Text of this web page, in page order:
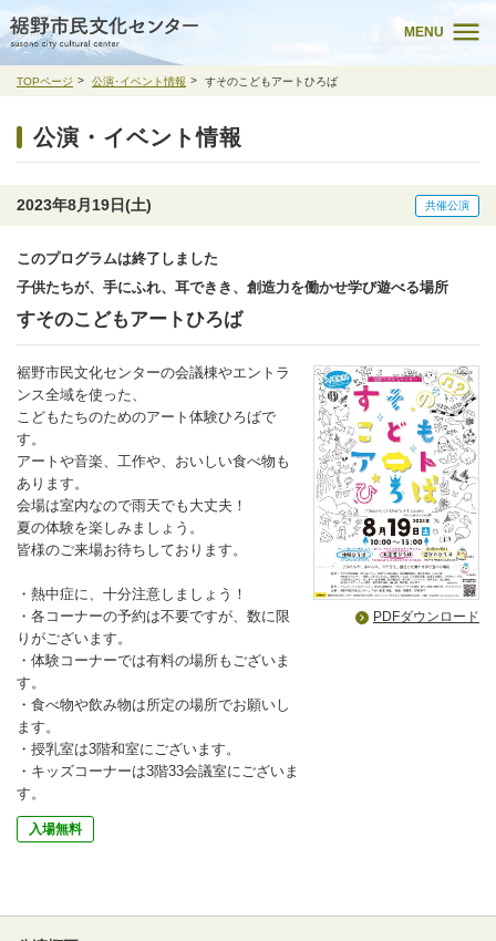
MENU
TOPページ 公演･イベント情報 すそのこどもアートひろば
公演・イベント情報
2023年8月19日(土) 共催公演
このプログラムは終了しました
子供たちが、手にふれ、耳できき、創造力を働かせ学び遊べる場所
すそのこどもアートひろば
裾野市民文化センターの会議棟やエントラ
ンス全域を使った、
こどもたちのためのアート体験ひろばで
す。
アートや音楽、工作や、おいしい食べ物も
あります。
会場は室内なので雨天でも大丈夫！
夏の体験を楽しみましょう。
皆様のご来場お待ちしております。
・熱中症に、十分注意しましょう！
・各コーナーの予約は不要ですが、数に限
りがございます。
・体験コーナーでは有料の場所もございま
す。
・食べ物や飲み物は所定の場所でお願いし
ます。
・授乳室は3階和室にございます。
・キッズコーナーは3階33会議室にございま
す。
入場無料
PDFダウンロード